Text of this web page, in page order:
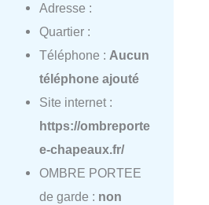
Adresse :
Quartier :
Téléphone : Aucun
téléphone ajouté
Site internet :
https://ombreporte
e-chapeaux.fr/
OMBRE PORTEE
de garde : non